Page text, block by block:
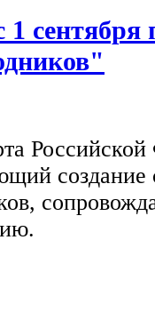
сентября
создание